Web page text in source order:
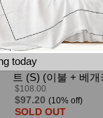
today
올리키즈 리틀덤보
트 (S) (이불 + 베개
$108.00
$97.20 (10% off)
SOLD OUT